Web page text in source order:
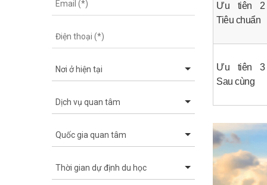
Ưu tiên
Tiêu chuẩn
Ưu tiên
Sau cùng